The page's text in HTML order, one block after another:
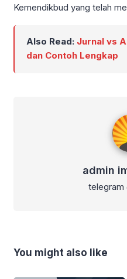
Kemendikbud yang telah
Also Read: Jurnal vs
dan Contoh Lengkap
admin
telegram
You might also like